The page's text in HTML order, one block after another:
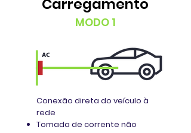
Carregamento
MODO 1
Conexão direta do veículo à
rede
Tomada de corrente não